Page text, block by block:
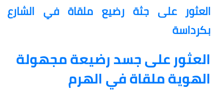
العثور على جثة رضيع ملقاة في الشارع
بكرداسة
العثور على جسد رضيعة مجهولة
الهوية ملقاة في الهرم